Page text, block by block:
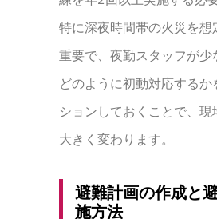
特に深夜時間帯の火災を想
重要で、夜勤スタッフが少
どのように初動対応するか
ションしておくことで、
大きく変わります。
避難計画の作成と
施方法